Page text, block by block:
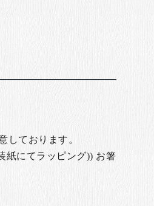
しております。
紙にてラッピング)) お箸